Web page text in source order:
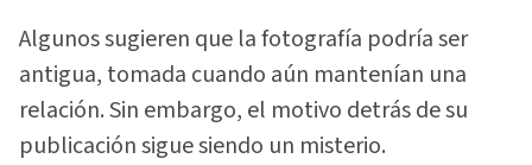
Algunos sugieren que la fotografía podría ser
antigua, tomada cuando aún mantenían una
relación. Sin embargo, el motivo detrás de su
publicación sigue siendo un misterio.